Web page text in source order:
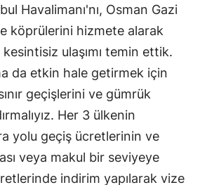
Havalimanı'nı, Osman Gazi
köprülerini hizmete alarak
ulaşımı temin ettik.
da etkin hale getirmek için
geçişlerini ve gümrük
Her 3 ülkenin
yolu geçiş ücretlerinin ve
veya makul bir seviyeye
indirim yapılarak vize